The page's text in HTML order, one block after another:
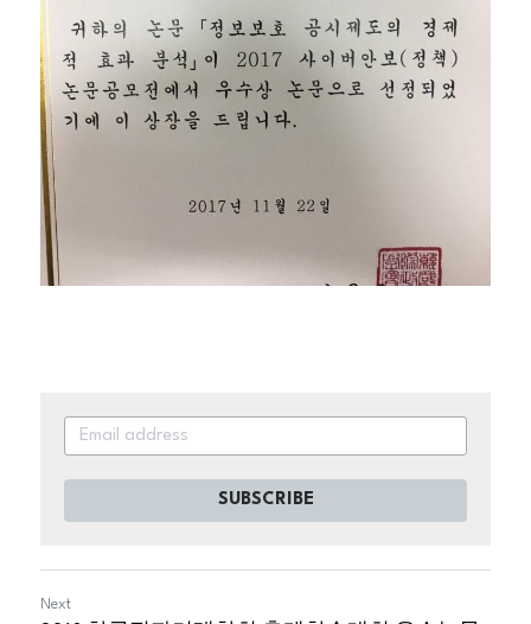
SUBSCRIBE
Next